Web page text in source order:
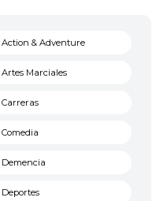
Action & Adventure
Artes Marciales
Carreras
Comedia
Demencia
Deportes